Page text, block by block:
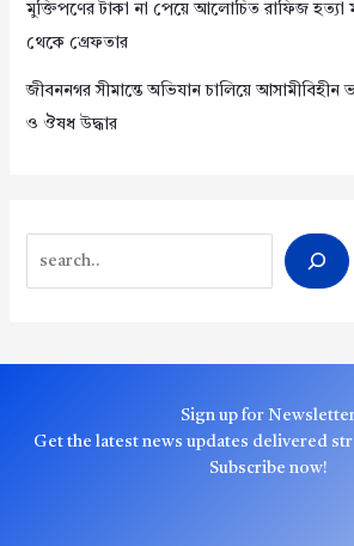
মুক্তিপণের টাকা না পেয়ে আলোচিত রাফিজ হত্যা
থেকে গ্রেফতার
জীবননগর সীমান্তে অভিযান চালিয়ে আসামীবিহীন
ও ঔষধ উদ্ধার
Sign up for
Get the latest news updates delivered
Subscribe now!